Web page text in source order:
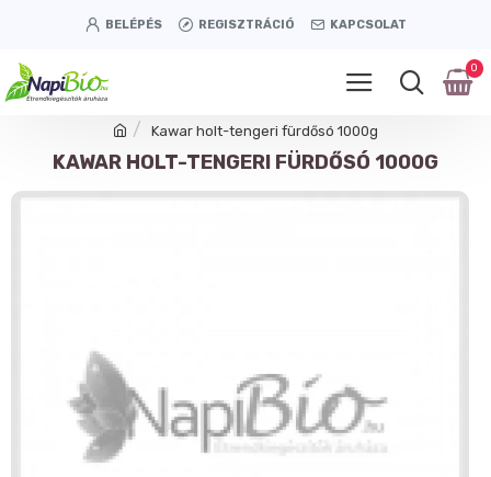
BELÉPÉS REGISZTRÁCIÓ KAPCSOLAT
0
Kawar holt-tengeri fürdősó 1000g
KAWAR HOLT-TENGERI FÜRDŐSÓ 1000G